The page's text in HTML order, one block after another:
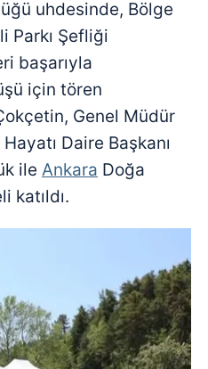
uhdesinde, Bölge
Parkı Şefliği
başarıyla
için tören
Genel Müdür
Daire Başkanı
ile Ankara Doğa
katıldı.